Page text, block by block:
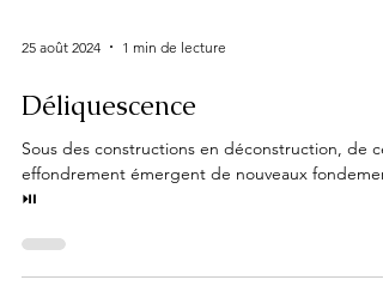
25 août 2024 1 min de lecture
Déliquescence
Sous des constructions en déconstruction, de
effondrement émergent de nouveaux
⏯